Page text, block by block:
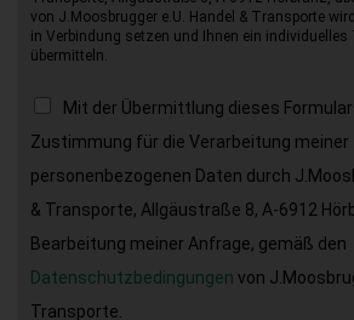
von J.Moosbrugger e.U. Handel & Transporte
in Verbindung setzen und Ihnen ein
übermitteln.
Mit der Übermittlung dieses
Zustimmung für die Verarbeitung meiner
personenbezogenen Daten durch
& Transporte, Allgäustraße 8, A-6912
Bearbeitung meiner Anfrage, gemäß den
Datenschutzbedingungen von
Transporte.